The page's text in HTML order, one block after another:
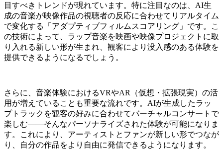
目すべきトレンドが現れています。特に注目なのは、AI生
成の音楽が映像作品の視聴者の反応に合わせてリアルタイム
で変化する「アダプティブフィルムスコアリング」です。こ
の技術によって、ラップ音楽を映画や映像プロジェクトに取
り入れる新しい形が生まれ、観客により没入感のある体験を
提供できるようになるでしょう。
さらに、音楽体験におけるVRやAR（仮想・拡張現実）の活
用が増えていることも重要な流れです。AIが生成したラッ
プトラックを観客の好みに合わせてバーチャルコンサートで
楽しむ――そんなパーソナライズされた体験が可能になりま
す。これにより、アーティストとファンが新しい形でつなが
り、自分の作品をより自由に発信できるようになります。